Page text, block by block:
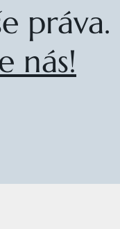
práva.
nás!